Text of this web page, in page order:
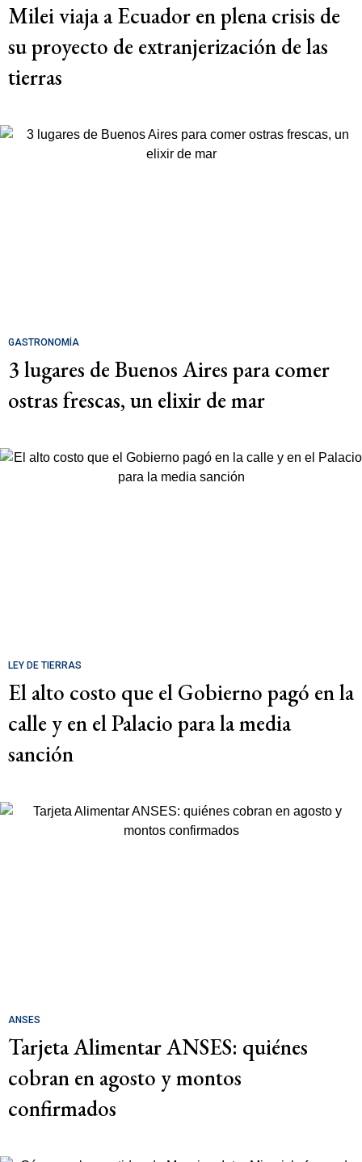
Milei viaja a Ecuador en plena crisis de
su proyecto de extranjerización de las
tierras
GASTRONOMÍA
3 lugares de Buenos Aires para comer
ostras frescas, un elixir de mar
LEY DE TIERRAS
El alto costo que el Gobierno pagó en la
calle y en el Palacio para la media
sanción
ANSES
Tarjeta Alimentar ANSES: quiénes
cobran en agosto y montos
confirmados